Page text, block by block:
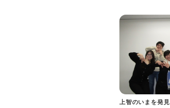
上智のいまを発見